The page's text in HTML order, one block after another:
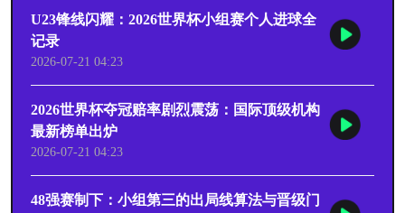
U23锋线闪耀：2026世界杯小组赛个人进球全
记录
2026-07-21 04:23
2026世界杯夺冠赔率剧烈震荡：国际顶级机构
最新榜单出炉
2026-07-21 04:23
48强赛制下：小组第三的出局线算法与晋级门